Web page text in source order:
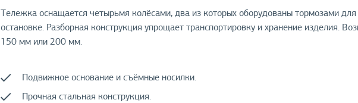
Тележка оснащается четырьмя колёсами, два из которых оборудованы тормозами
остановке. Разборная конструкция упрощает транспортировку и хранение изделия.
150 мм или 200 мм.
Подвижное основание и съёмные носилки.
Прочная стальная конструкция.